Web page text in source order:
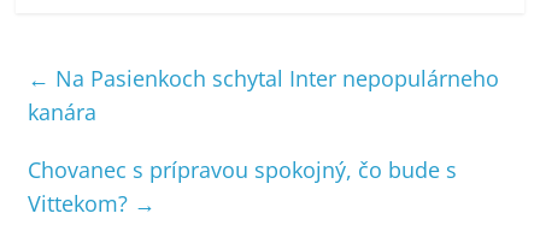
← Na Pasienkoch schytal Inter nepopulárneho
kanára
Chovanec s prípravou spokojný, čo bude s
Vittekom? →